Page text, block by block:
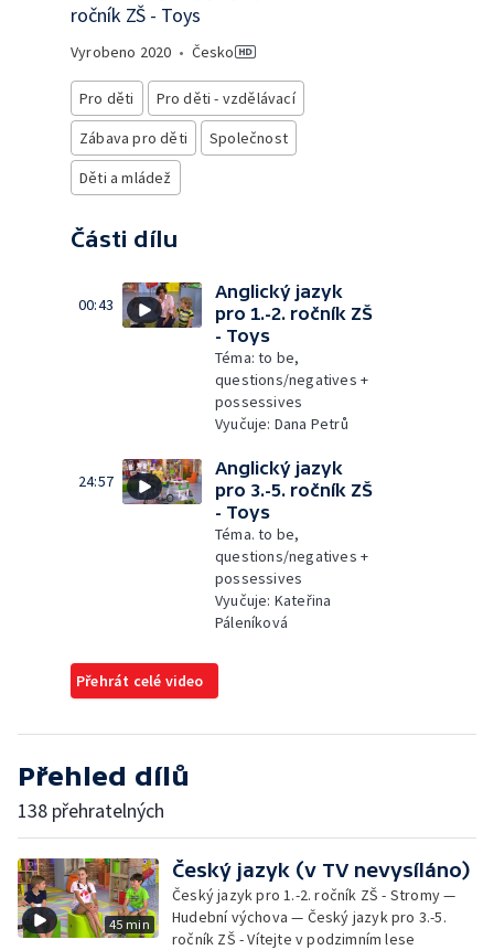
ročník ZŠ - Toys
Vyrobeno 2020 • Česko
Pro děti
Pro děti - vzdělávací
Zábava pro děti
Společnost
Děti a mládež
Části dílu
00:43
Anglický jazyk
pro 1.-2. ročník ZŠ
- Toys
Téma: to be,
questions/negatives +
possessives
Vyučuje: Dana Petrů
24:57
Anglický jazyk
pro 3.-5. ročník ZŠ
- Toys
Téma. to be,
questions/negatives +
possessives
Vyučuje: Kateřina
Páleníková
Přehrát celé video
Přehled dílů
138 přehratelných
45 min
Český jazyk (v TV nevysíláno)
Český jazyk pro 1.-2. ročník ZŠ - Stromy —
Hudební výchova — Český jazyk pro 3.-5.
ročník ZŠ - Vítejte v podzimním lese